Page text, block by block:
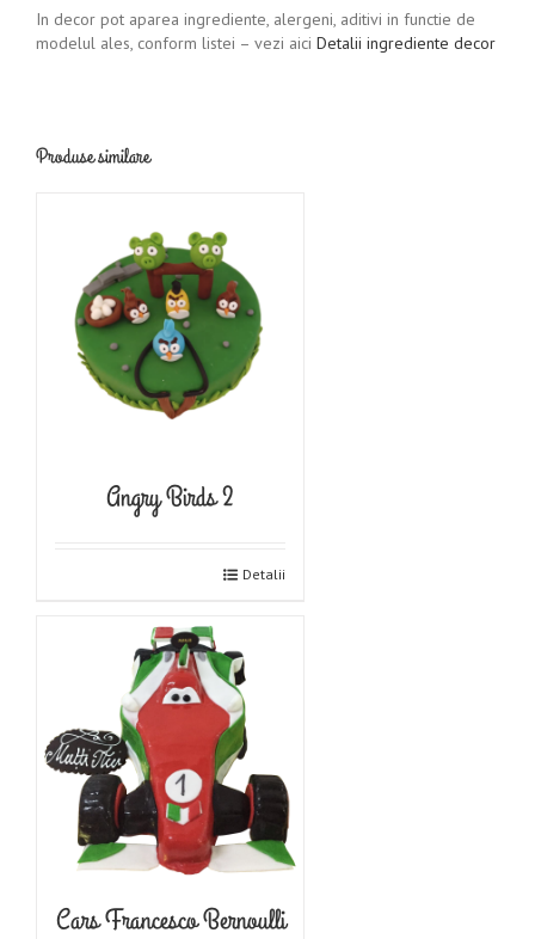
In decor pot aparea ingrediente, alergeni, aditivi in functie de
modelul ales, conform listei – vezi aici Detalii ingrediente decor
Produse similare
Angry Birds 2
Detalii
Cars Francesco Bernoulli